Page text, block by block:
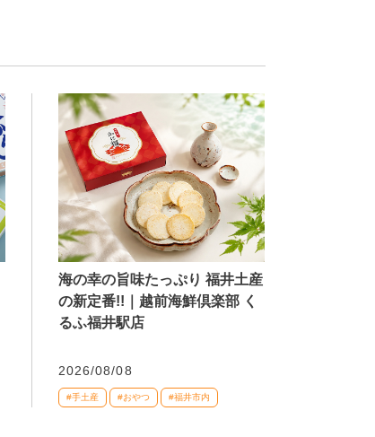
海の幸の旨味たっぷり 福井土産
の新定番!!｜越前海鮮倶楽部 く
るふ福井駅店
2026/08/08
#手土産 #おやつ #福井市内